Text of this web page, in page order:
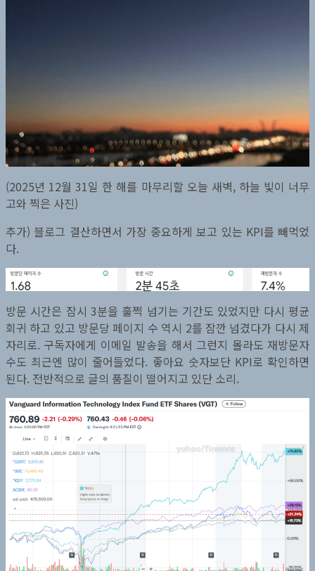
(2025년 12월 31일 한 해를 마무리할 오늘 새벽, 하늘 빛이 너무
고와 찍은 사진)
추가) 블로그 결산하면서 가장 중요하게 보고 있는 KPI를 빼먹었
다.
방문 시간은 잠시 3분을 훌쩍 넘기는 기간도 있었지만 다시 평균
회귀 하고 있고 방문당 페이지 수 역시 2를 잠깐 넘겼다가 다시 제
자리로. 구독자에게 이메일 발송을 해서 그런지 몰라도 재방문자
수도 최근엔 많이 줄어들었다. 좋아요 숫자보단 KPI로 확인하면
된다. 전반적으로 글의 품질이 떨어지고 있단 소리.